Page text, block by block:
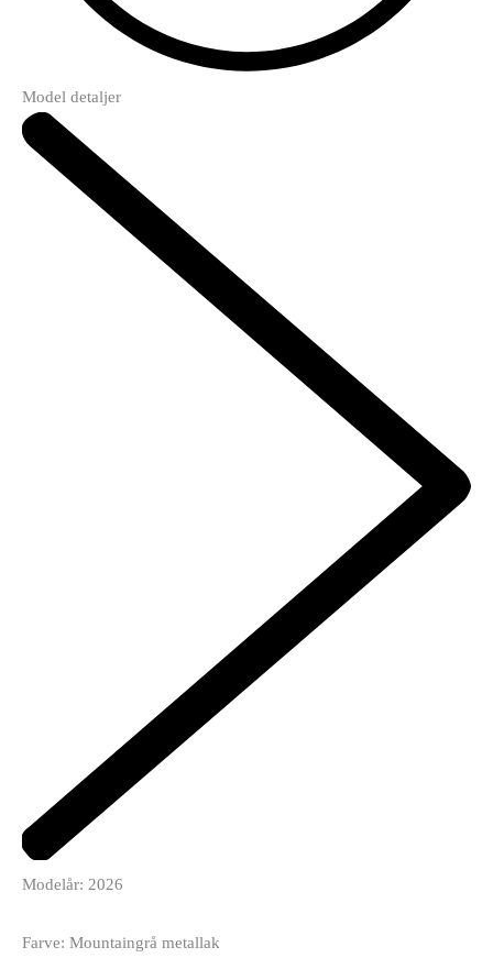
Model detaljer
Modelår: 2026
Farve: Mountaingrå metallak